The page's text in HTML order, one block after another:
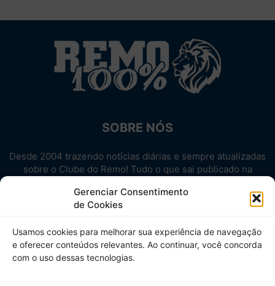
Gerenciar Consentimento
de Cookies
Usamos cookies para melhorar sua experiência de navegação
e oferecer conteúdos relevantes. Ao continuar, você concorda
com o uso dessas tecnologias.
SOBRE NÓS
Desde 2004 trazendo notícias diárias e sempre atualizadas
sobre o Clube do Remo! Tudo o que sai publicado na
Aproveite! Site não-oficial.
SIGA-NOS